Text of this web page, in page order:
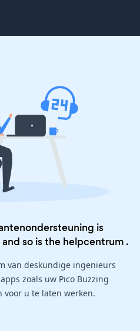
is
so is the helpcentrum .
van deskundige ingenieurs
zoals uw Pico Buzzing
voor u te laten werken.